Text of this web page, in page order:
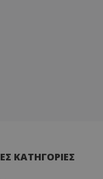
ΚΑΤΗΓΟΡΙΕΣ